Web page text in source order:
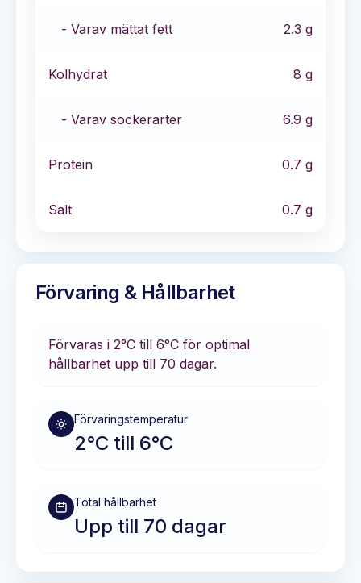
- Varav mättat fett 2.3 g
Kolhydrat 8 g
- Varav sockerarter 6.9 g
Protein 0.7 g
Salt 0.7 g
Förvaring & Hållbarhet
Förvaras i 2°C till 6°C för optimal
hållbarhet upp till 70 dagar.
Förvaringstemperatur
2°C till 6°C
Total hållbarhet
Upp till 70 dagar